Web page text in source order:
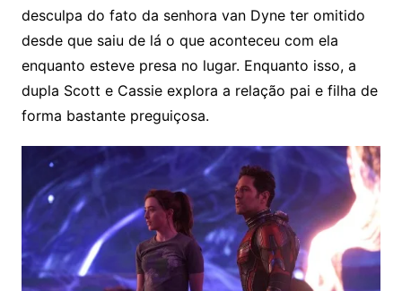
desculpa do fato da senhora van Dyne ter omitido
desde que saiu de lá o que aconteceu com ela
enquanto esteve presa no lugar. Enquanto isso, a
dupla Scott e Cassie explora a relação pai e filha de
forma bastante preguiçosa.